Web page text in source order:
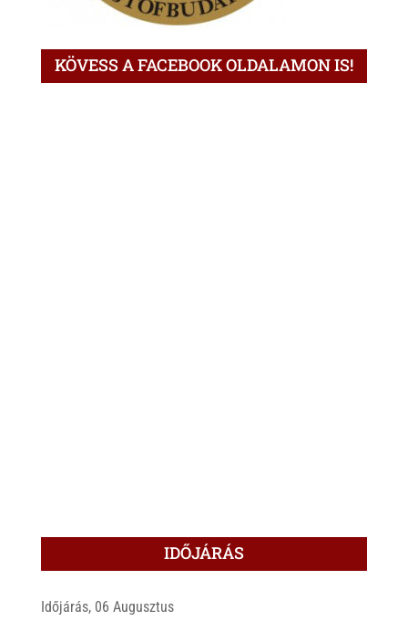
KÖVESS A FACEBOOK OLDALAMON IS!
IDŐJÁRÁS
Időjárás, 06 Augusztus